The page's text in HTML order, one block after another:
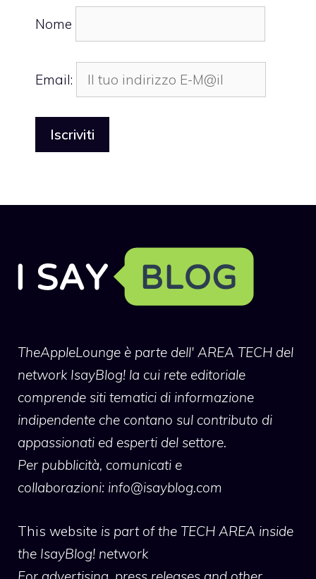
Nome
Email:
TheAppleLounge è parte dell' AREA TECH del
network IsayBlog! la cui rete editoriale
comprende siti tematici di informazione
indipendente che contano sul contributo di
appassionati ed esperti del settore.
Per pubblicità, comunicati e
collaborazioni: info@isayblog.com
This website is part of the TECH AREA inside
the IsayBlog! network